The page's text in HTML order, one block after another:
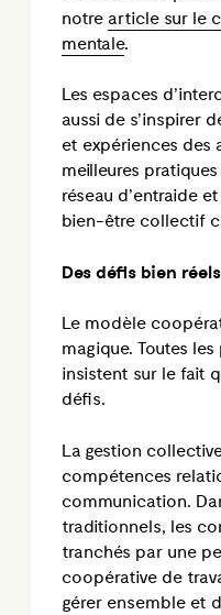
notre article sur le
mentale.
Les espaces
aussi de s’inspirer
et expériences des
meilleures
réseau d’entraide
bien-être collectif
Des défis bien réels
Le modèle
magique. Toutes
insistent sur le fait
défis.
La gestion
compétences
communication.
traditionnels, les
tranchés par une
coopérative de
gérer ensemble et